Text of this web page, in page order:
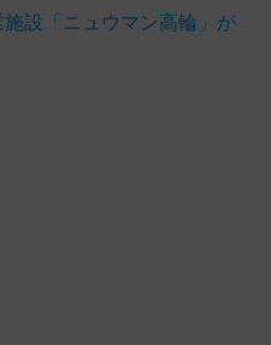
設「ニュウマン高輪」が